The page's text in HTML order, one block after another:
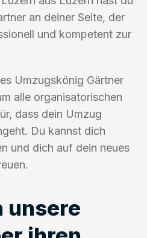
an deiner Seite, der
und kompetent zur
Umzugskönig Gärtner
alle organisatorischen
dass dein Umzug
Du kannst dich
und dich auf dein neues
unsere